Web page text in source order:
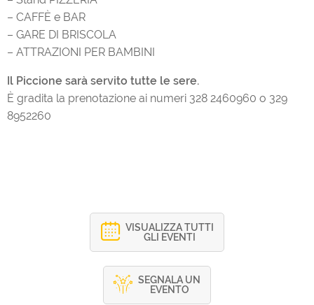
– CAFFÈ e BAR
– GARE DI BRISCOLA
– ATTRAZIONI PER BAMBINI
Il Piccione sarà servito tutte le sere.
È gradita la prenotazione ai numeri 328 2460960 o 329
8952260
VISUALIZZA TUTTI
GLI EVENTI
SEGNALA UN
EVENTO